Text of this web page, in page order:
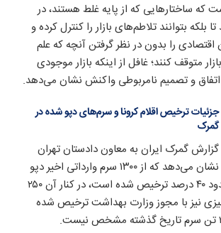
ساختارهایی که از پایه غلط هستند، در
بلکه بتوانند تلاطم‌های بازار را کنترل کرده و
را بدون در نظر گرفتن آنچه که علم
متوقف کنند؛ غافل از اینکه بازار موجودی
و تصمیم نامربوطی واکنش نشان می‌دهد.
جزئیات ترخیص اقلام کرونا و سرم‌های دپو شده در
گمرک
گزارش گمرک ایران به معاون دادستان تهران
نشان می‌دهد که از ۱۳۰۰ سرم وارداتی اخیر دپو
در گمرک، تاکنون حدود ۴۰ درصد ترخیص شده است، در کنار آن ۲۵۰
نیز با مجوز وزارت بهداشت ترخیص شده